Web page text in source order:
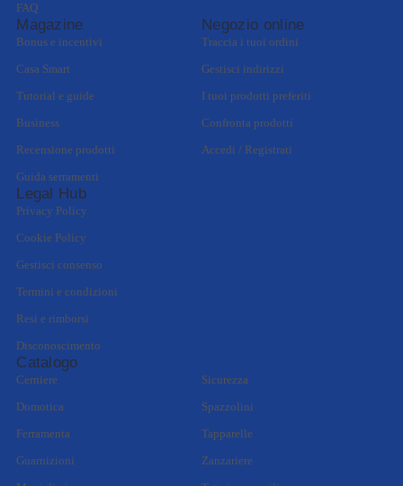
FAQ
Magazine
Bonus e incentivi
Casa Smart
Tutorial e guide
Business
Recensione prodotti
Guida serramenti
Negozio online
Traccia i tuoi ordini
Gestisci indirizzi
I tuoi prodotti preferiti
Confronta prodotti
Accedi / Registrati
Legal Hub
Privacy Policy
Cookie Policy
Gestisci consenso
Termini e condizioni
Resi e rimborsi
Disconoscimento
Catalogo
Cerniere
Domotica
Ferramenta
Guarnizioni
Sicurezza
Spazzolini
Tapparelle
Zanzariere